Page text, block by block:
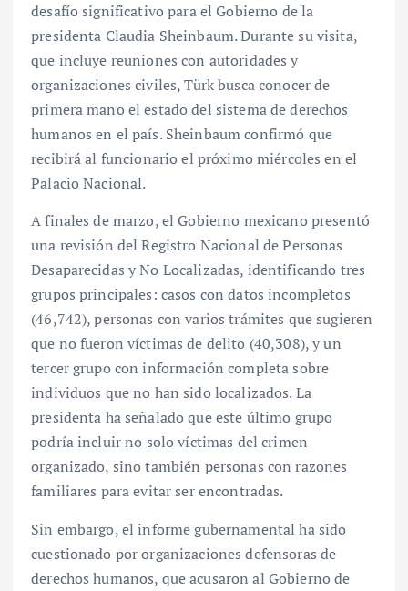
desafío significativo para el Gobierno de la
presidenta Claudia Sheinbaum. Durante su visita,
que incluye reuniones con autoridades y
organizaciones civiles, Türk busca conocer de
primera mano el estado del sistema de derechos
humanos en el país. Sheinbaum confirmó que
recibirá al funcionario el próximo miércoles en el
Palacio Nacional.
A finales de marzo, el Gobierno mexicano presentó
una revisión del Registro Nacional de Personas
Desaparecidas y No Localizadas, identificando tres
grupos principales: casos con datos incompletos
(46,742), personas con varios trámites que sugieren
que no fueron víctimas de delito (40,308), y un
tercer grupo con información completa sobre
individuos que no han sido localizados. La
presidenta ha señalado que este último grupo
podría incluir no solo víctimas del crimen
organizado, sino también personas con razones
familiares para evitar ser encontradas.
Sin embargo, el informe gubernamental ha sido
cuestionado por organizaciones defensoras de
derechos humanos, que acusaron al Gobierno de